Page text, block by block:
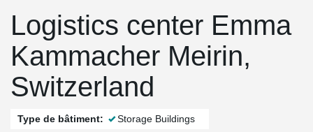
Logistics center Emma
Kammacher Meirin,
Switzerland
Type de bâtiment: Storage Buildings